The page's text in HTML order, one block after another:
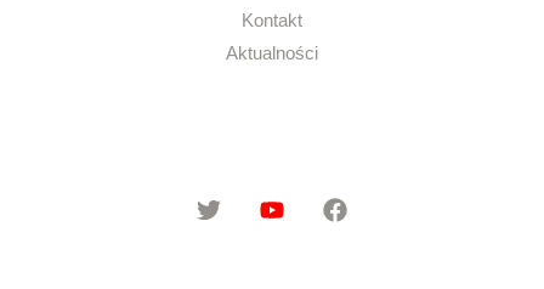
Kontakt
Aktualności